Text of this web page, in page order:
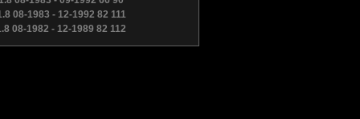
08-1983 - 12-1992 82 111
08-1982 - 12-1989 82 112